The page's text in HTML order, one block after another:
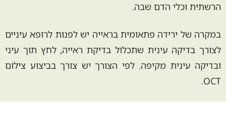
הרשתית וכלי הדם שבה.
במקרה של ירידה פתאומית בראייה יש לפנות לרופא עיניים
לצורך בדיקה עינית שתכלול בדיקת ראייה, לחץ תוך עיני
ובדיקה עינית מקיפה. לפי הצורך יש צורך בביצוע צילום
OCT.